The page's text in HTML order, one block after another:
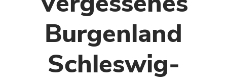
Burgenland
Schleswig-